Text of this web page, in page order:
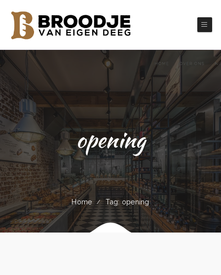
opening
Home Tag: opening